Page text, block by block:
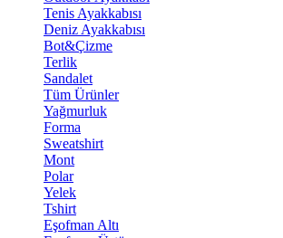
Tenis Ayakkabısı
Deniz Ayakkabısı
Bot&Çizme
Terlik
Sandalet
Tüm Ürünler
Yağmurluk
Forma
Sweatshirt
Mont
Polar
Yelek
Tshirt
Eşofman Altı